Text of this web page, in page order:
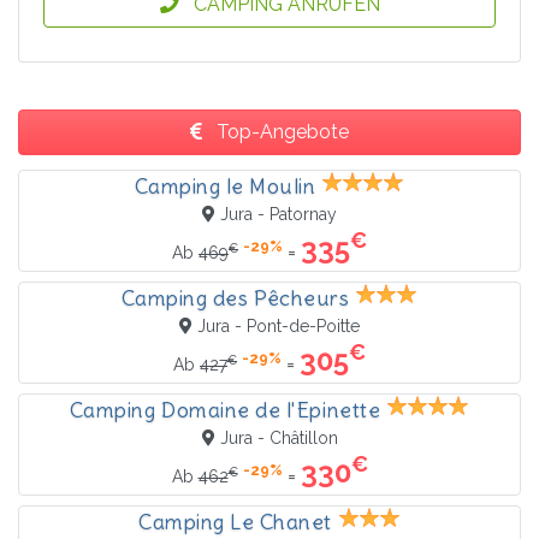
CAMPING ANRUFEN
Top-Angebote
Camping le Moulin
Jura - Patornay
Ab 469€ -29% = 335€
Camping des Pêcheurs
Jura - Pont-de-Poitte
Ab 427€ -29% = 305€
Camping Domaine de l'Epinette
Jura - Châtillon
Ab462€ -29% = 330€
Camping Le Chanet